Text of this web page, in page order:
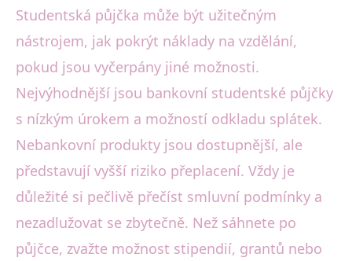
Studentská půjčka může být užitečným
nástrojem, jak pokrýt náklady na vzdělání,
pokud jsou vyčerpány jiné možnosti.
Nejvýhodnější jsou bankovní studentské půjčky
s nízkým úrokem a možností odkladu splátek.
Nebankovní produkty jsou dostupnější, ale
představují vyšší riziko přeplacení. Vždy je
důležité si pečlivě přečíst smluvní podmínky a
nezadlužovat se zbytečně. Než sáhnete po
půjčce, zvažte možnost stipendií, grantů nebo